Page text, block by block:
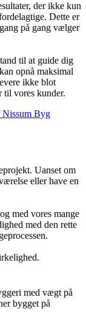
der ikke kun
Dette er
på gang vælger
til at guide dig
opnå maksimal
ikke blot
til vores kunder.
Uanset om
eller have en
med vores mange
med den rette
med vægt på
bygget på